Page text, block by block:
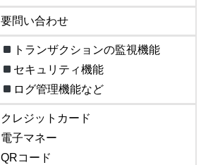
要問い合わせ
トランザクションの監視機能
セキュリティ機能
ログ管理機能など
クレジットカード
電子マネー
QRコード